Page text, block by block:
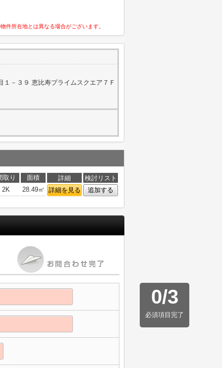
件所在地とは異なる場合がございます。
１－３９ 恵比寿プライムスクエア７Ｆ
取り 面積 詳細
検討リスト
2K
28.49㎡ 詳細を見る 追加する
0/3
必須項目完了